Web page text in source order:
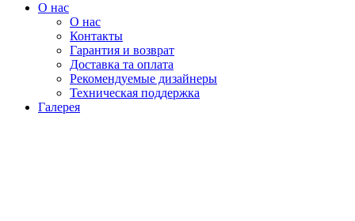
О нас
О нас
Контакты
Гарантия и возврат
Доставка та оплата
Рекомендуемые дизайнеры
Техническая поддержка
Галерея